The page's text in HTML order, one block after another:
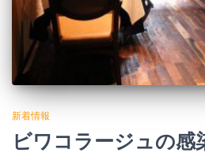
新着情報
ビワコラージュの感